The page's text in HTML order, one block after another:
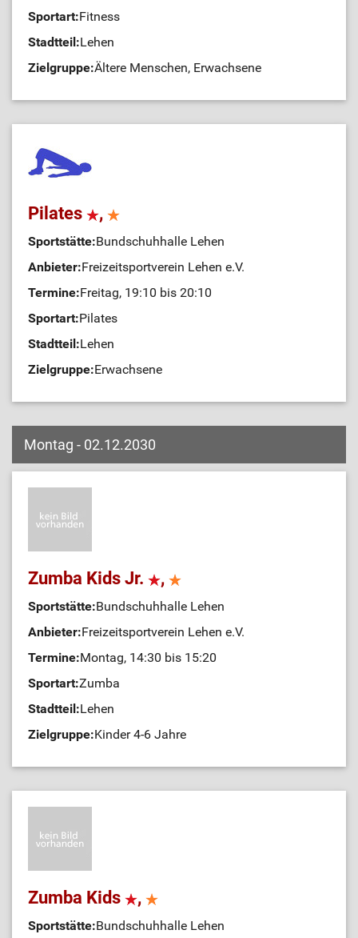
Sportart:Fitness
Stadtteil:Lehen
Zielgruppe:Ältere Menschen, Erwachsene
Pilates ,
Sportstätte:Bundschuhhalle Lehen
Anbieter:Freizeitsportverein Lehen e.V.
Termine:Freitag, 19:10 bis 20:10
Sportart:Pilates
Stadtteil:Lehen
Zielgruppe:Erwachsene
Montag - 02.12.2030
Zumba Kids Jr. ,
Sportstätte:Bundschuhhalle Lehen
Anbieter:Freizeitsportverein Lehen e.V.
Termine:Montag, 14:30 bis 15:20
Sportart:Zumba
Stadtteil:Lehen
Zielgruppe:Kinder 4-6 Jahre
Zumba Kids ,
Sportstätte:Bundschuhhalle Lehen